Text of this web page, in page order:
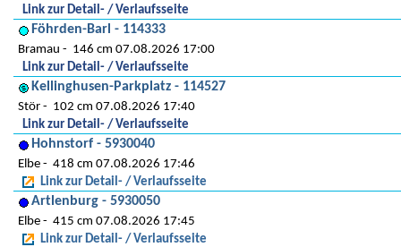
Link zur Detail- / Verlaufsseite
Föhrden-Barl - 114333
Bramau
146 cm 07.08.2026 17:00
Link zur Detail- / Verlaufsseite
Kellinghusen-Parkplatz - 114527
Stör
102 cm 07.08.2026 17:40
Link zur Detail- / Verlaufsseite
Hohnstorf - 5930040
Elbe
418 cm 07.08.2026 17:46
Link zur Detail- / Verlaufsseite
Artlenburg - 5930050
Elbe
415 cm 07.08.2026 17:45
Link zur Detail- / Verlaufsseite